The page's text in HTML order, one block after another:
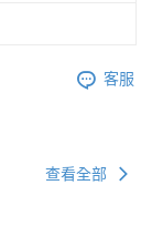
客服
查看全部